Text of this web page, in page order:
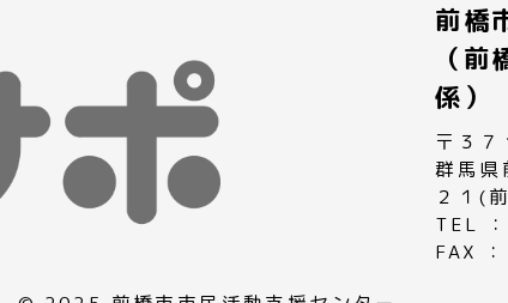
前橋
（
係）
〒３７
群馬県
２１(
TEL
FAX